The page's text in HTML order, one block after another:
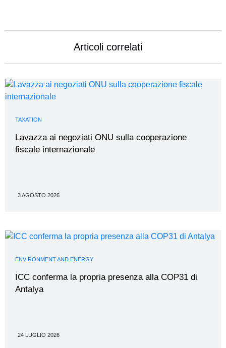
Articoli correlati
TAXATION
Lavazza ai negoziati ONU sulla cooperazione
fiscale internazionale
3 AGOSTO 2026
ENVIRONMENT AND ENERGY
ICC conferma la propria presenza alla COP31 di
Antalya
24 LUGLIO 2026